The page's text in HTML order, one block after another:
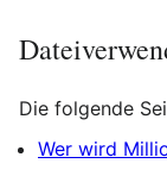
Die folgende
Wer wird